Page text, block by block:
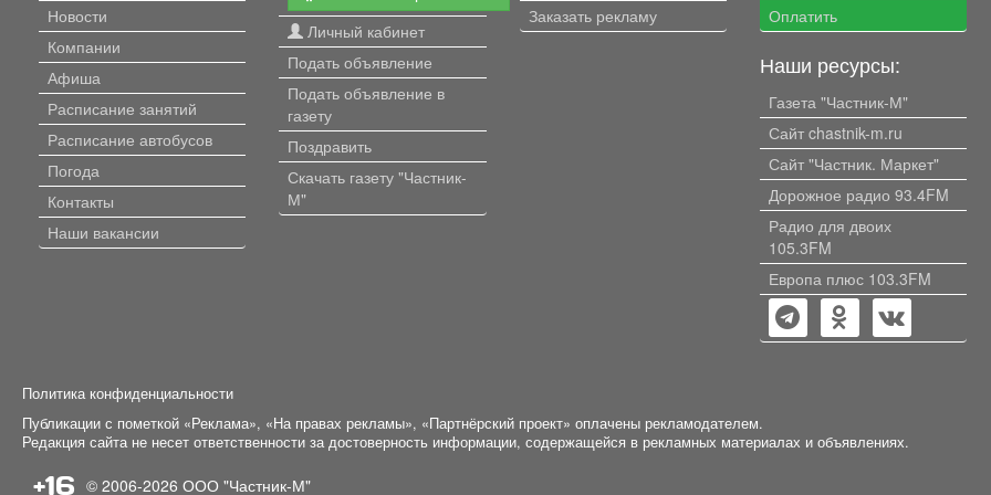
помещения, в
планировались
котельная. Под
монолитный
Огород ухожен,
яблоня,
смородина, две
3 500 000 рублей.
покупателю торг.
чистой продажи,
на 1- или 2-
квартиру в любом
города с доплатой.
углярка, дровяник. Очень
хорошее место
непроездная улица, рядом
остановка, школа 5 минут
ходьбы, рядом детский сад,
магазин. Недалеко дамба,
река. Цена до конца августа,
пока есть интересующее нас
Новости
Компании
Афиша
Расписание занятий
Расписание автобусов
Погода
Контакты
Наши вакансии
Личный кабинет
Подать объявление
Подать объявление в
газету
Поздравить
Скачать газету "Частник-
М"
Заказать рекламу
Оплатить
Наши ресурсы:
Газета "Частник-М"
Сайт chastnik-m.ru
Сайт "Частник. Маркет"
Дорожное радио 93.4FM
Радио для двоих
105.3FM
Европа плюс 103.3FM
Политика конфиденциальности
Публикации с пометкой «Реклама», «На правах рекламы», «Партнёрский проект» оплачены рекламодателем.
Редакция сайта не несет ответственности за достоверность информации, содержащейся в рекламных материалах и объявлениях.
+16 © 2006-2026 ООО "Частник-М"